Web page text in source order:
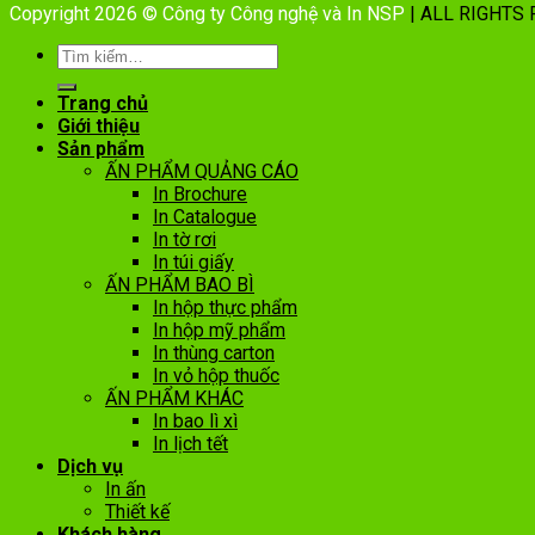
Copyright 2026 © Công ty Công nghệ và In NSP | ALL RIGHTS
Trang chủ
Giới thiệu
Sản phẩm
ẤN PHẨM QUẢNG CÁO
In Brochure
In Catalogue
In tờ rơi
In túi giấy
ẤN PHẨM BAO BÌ
In hộp thực phẩm
In hộp mỹ phẩm
In thùng carton
In vỏ hộp thuốc
ẤN PHẨM KHÁC
In bao lì xì
In lịch tết
Dịch vụ
In ấn
Thiết kế